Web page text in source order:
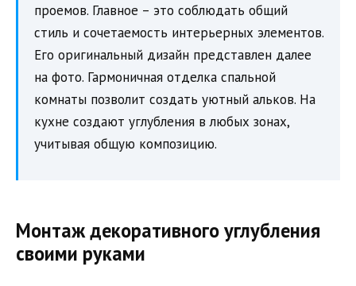
проемов. Главное – это соблюдать общий
стиль и сочетаемость интерьерных элементов.
Его оригинальный дизайн представлен далее
на фото. Гармоничная отделка спальной
комнаты позволит создать уютный альков. На
кухне создают углубления в любых зонах,
учитывая общую композицию.
Монтаж декоративного углубления
своими руками